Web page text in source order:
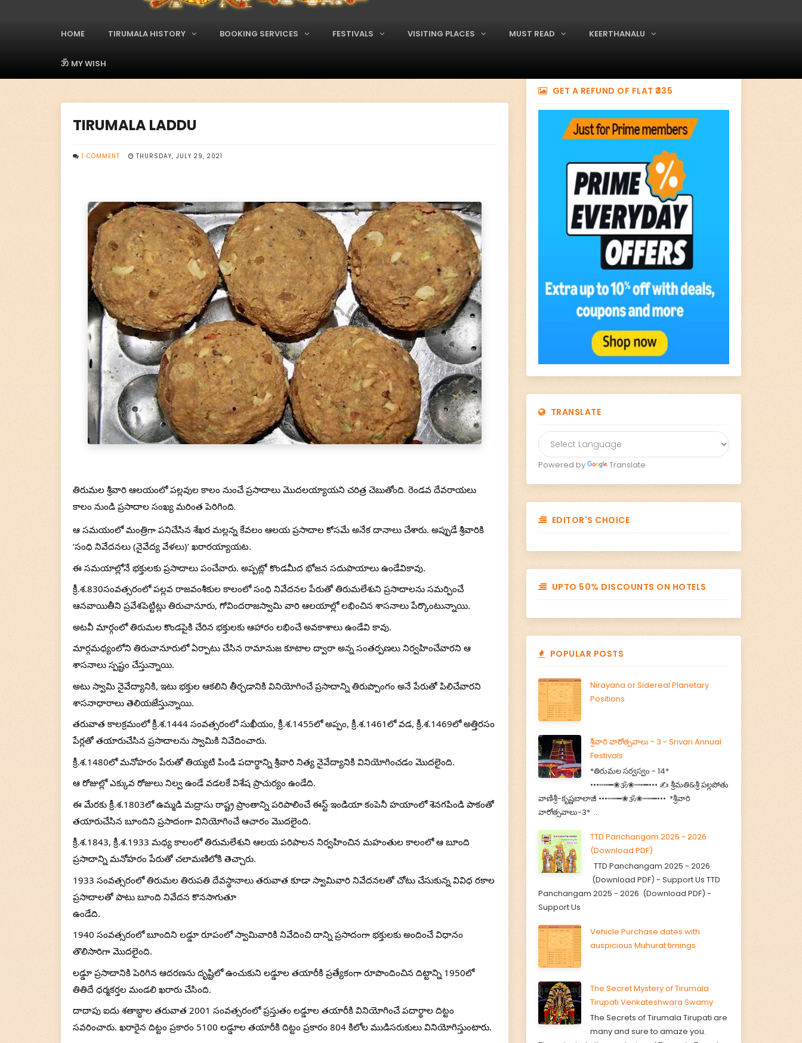
s
M
i
e
HOME TIRUMALA HISTORY BOOKING SERVICES FESTIVALS VISITING PLACES MUST READ KEERTHANALU
ॐ MY WISH
TIRUMALA LADDU
1 COMMENT THURSDAY, JULY 29, 2021
తిరుమల శ్రీవారి ఆలయంలో పల్లవుల కాలం నుంచే ప్రసాదాలు మొదలయ్యాయని చరిత్ర చెబుతోంది. రెండవ దేవరాయలు
కాలం నుండి ప్రసాదాల సంఖ్య మరింత పెరిగింది.
ఆ సమయంలో మంత్రిగా పనిచేసిన శేఖర మల్లన్న కేవలం ఆలయ ప్రసాదాల కోసమే అనేక దానాలు చేశారు. అప్పుడే శ్రీవారికి
‘సంధి నివేదనలు (నైవేద్య వేళలు)’ ఖరారయ్యాయట.
ఈ సమయాల్లోనే భక్తులకు ప్రసాదాలు పంచేవారు. అప్పట్లో కొండమీద భోజన సదుపాయాలు ఉండేవికావు.
క్రీ.శ.830సంవత్సరంలో పల్లవ రాజవంశీకుల కాలంలో సంధి నివేదనల పేరుతో తిరుమలేశుని ప్రసాదాలను సమర్పించే
ఆనవాయితీని ప్రవేశపెట్టిట్లు తిరుచానూరు, గోవిందరాజస్వామి వారి ఆలయాల్లో లభించిన శాసనాలు పేర్కొంటున్నాయి.
అటవీ మార్గంలో తిరుమల కొండపైకి చేరిన భక్తులకు ఆహారం లభించే అవకాశాలు ఉండేవి కావు.
మార్గమధ్యంలోని తిరుచానూరులో ఏర్పాటు చేసిన రామానుజ కూటాల ద్వారా అన్న సంతర్పణలు నిర్వహించేవారని ఆ
శాసనాలు స్పష్టం చేస్తున్నాయి.
అటు స్వామి నైవేద్యానికి, ఇటు భక్తుల ఆకలిని తీర్చడానికి వినియోగించే ప్రసాదాన్ని తిరుప్పొంగం అనే పేరుతో పిలిచేవారని
శాసనాధారాలు తెలియజేస్తున్నాయి.
తరువాత కాలక్రమంలో క్రీ.శ.1444 సంవత్సరంలో సుఖీయం, క్రీ.శ.1455లో అప్పం, క్రీ.శ.1461లో వడ, క్రీ.శ.1469లో అత్తిరసం
పేర్లతో తయారుచేసిన ప్రసాదాలను స్వామికి నివేదించారు.
క్రీ.శ.1480లో మనోహరం పేరుతో తియ్యటి పిండి పదార్థాన్ని శ్రీవారి నిత్య నైవేద్యానికి వినియోగించడం మొదలైంది.
ఆ రోజుల్లో ఎక్కువ రోజులు నిల్వ ఉండే వడలకే విశేష ప్రాచుర్యం ఉండేది.
ఈ మేరకు క్రీ.శ.1803లో ఉమ్మడి మద్రాసు రాష్ట్ర ప్రాంతాన్ని పరిపాలించే ఈస్ట్ ఇండియా కంపెనీ హయాంలో శెనగపిండి పాకంతో
తయారుచేసిన బూందిని ప్రసాదంగా వినియోగించే ఆచారం మొదలైంది.
క్రీ.శ.1843, క్రీ.శ.1933 మధ్య కాలంలో తిరుమలేశుని ఆలయ పరిపాలన నిర్వహించిన మహంతుల కాలంలో ఆ బూంది
ప్రసాదాన్ని మనోహరం పేరుతో చలామణిలోకి తెచ్చారు.
1933 సంవత్సరంలో తిరుమల తిరుపతి దేవస్థానాలు తరువాత కూడా స్వామివారి నివేదనలతో చోటు చేసుకున్న వివిధ రకాల
ప్రసాదాలతో పాటు బూంది నివేదన కొనసాగుతూ
ఉండేది.
1940 సంవత్సరంలో బూందిని లడ్డూ రూపంలో స్వామివారికి నివేదించి దాన్ని ప్రసాదంగా భక్తులకు అందించే విధానం
తొలిసారిగా మొదలైంది.
లడ్డూ ప్రసాదానికి పెరిగిన ఆదరణను దృష్టిలో ఉంచుకుని లడ్డూల తయారీకి ప్రత్యేకంగా రూపొందించిన దిట్టాన్ని 1950లో
తితిదే ధర్మకర్తల మండలి ఖరారు చేసింది.
దాదాపు ఐదు శతాబ్ధాల తరువాత 2001 సంవత్సరంలో ప్రస్తుతం లడ్డూల తయారీకి వినియోగించే పదార్థాల దిట్టం
సవరించారు. ఖరారైన దిట్టం ప్రకారం 5100 లడ్డూల తయారీకి దిట్టం ప్రకారం 804 కిలోల ముడిసరుకులు వినియోగిస్తుంటారు.
GET A REFUND OF FLAT ₹335
TRANSLATE
Powered by Translate
EDITOR'S CHOICE
UPTO 50% DISCOUNTS ON HOTELS
POPULAR POSTS
Nirayana or Sidereal Planetary
Positions
శ్రీవారి వారోత్సవాలు - 3 - Srivari Annual
Festivals
*తిరుమల సర్వస్వం - 14*
•••┉┅━❀🕉️❀┉┅━••• ✍️ శ్రీమతి&శ్రీ పల్లపోతు
వాణిశ్రీ-కృష్ణబాలాజీ •••┉┅━❀🕉️❀┉┅━••• *శ్రీవారి
వారోత్సవాలు-3* ...
TTD Panchangam 2025 - 2026
(Download PDF)
TTD Panchangam 2025 - 2026
(Download PDF) - Support Us TTD
Panchangam 2025 - 2026 (Download PDF) -
Support Us
Vehicle Purchase dates with
auspicious Muhurat timings
The Secret Mystery of Tirumala
Tirupati Venkateshwara Swamy
The Secrets of Tirumala Tirupati are
many and sure to amaze you.